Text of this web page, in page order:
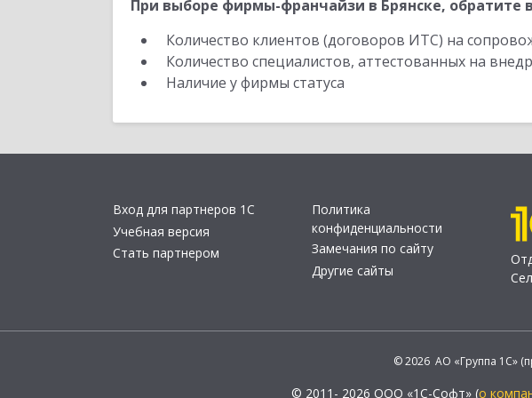
При выборе фирмы-франчайзи в Брянске, обратите
Количество клиентов (договоров ИТС) на
Количество специалистов, аттестованных на
Наличие у фирмы статуса
Вход для партнеров 1С
Учебная версия
Стать партнером
Политика
конфиденциальности
Замечания по сайту
Другие сайты
© 2026 АО «Группа 1С»
© 2011- 2026 ООО «1С-Софт» (о